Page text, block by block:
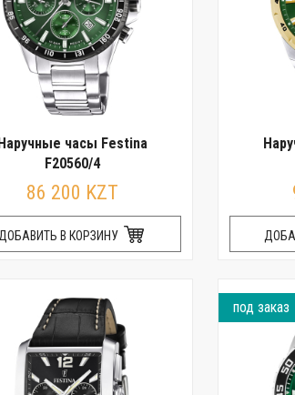
часы Festina
F20560/4
86 200 KZT
В КОРЗИНУ
под заказ